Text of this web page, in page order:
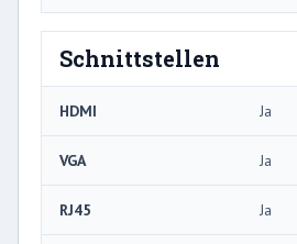
Schnittstellen
HDMI Ja
VGA Ja
RJ45 Ja